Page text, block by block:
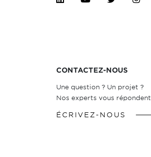
CONTACTEZ-NOUS
Une question ? Un projet ?
Nos experts vous répondent
ÉCRIVEZ-NOUS